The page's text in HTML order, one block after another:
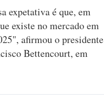
expetativa é que, em
existe no mercado em
afirmou o presidente
Bettencourt, em